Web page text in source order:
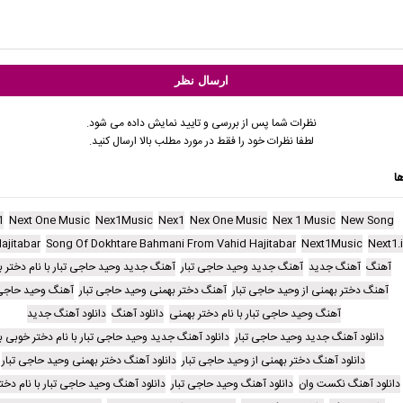
نظرات شما پس از بررسی و تایید نمایش داده می شود.
لطفا نظرات خود را فقط در مورد مطلب بالا ارسال کنید.
New Song
Nex 1 Music
Nex One Music
Nex1
Nex1Music
Next One Music
Next1Music
Song Of Dokhtare Bahmani From Vahid Hajitabar
آهنگ آهنگ جدید آهنگ جدید وحید حاجی تبار آهنگ جدید وحید حاجی تبار با نام دختر
آهنگ دختر بهمنی از وحید حاجی تبار آهنگ دختر بهمنی وحید حاجی تبار آهنگ وحید
آهنگ وحید حاجی تبار با نام دختر بهمنی دانلود آهنگ دانلود آهنگ جدید
دانلود آهنگ جدید وحید حاجی تبار دانلود آهنگ جدید وحید حاجی تبار با نام دختر
دانلود آهنگ دختر بهمنی از وحید حاجی تبار دانلود آهنگ دختر بهمنی وحید حاجی تبار
دانلود آهنگ نکست وان دانلود آهنگ وحید حاجی تبار دانلود آهنگ وحید حاجی تبار با نام